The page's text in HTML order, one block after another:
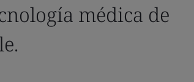
médica de